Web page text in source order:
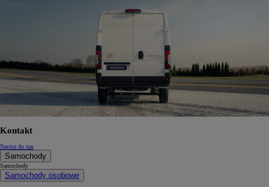
Kontakt
Napisz do nas
Samochody
Samochody
Samochody osobowe